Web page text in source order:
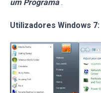
um Programa .
Utilizadores Windows 7: